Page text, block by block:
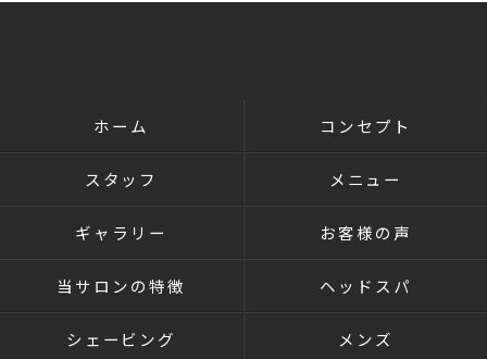
ホーム コンセプト
スタッフ メニュー
ギャラリー お客様の声
当サロンの特徴 ヘッドスパ
シェービング メンズ